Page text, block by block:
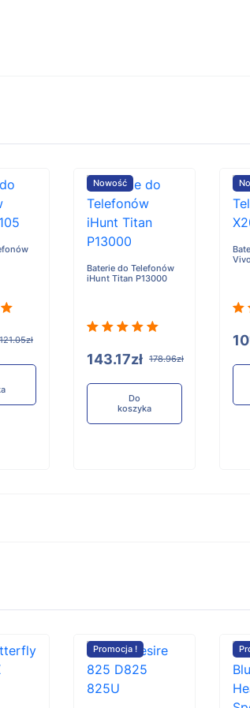
121.05zł
Nowość
Baterie do Telefonów
iHunt Titan P13000
143.17zł 178.96zł
Do
koszyka
Promocja !